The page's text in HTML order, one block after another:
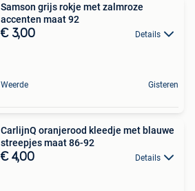
Samson grijs rokje met zalmroze
accenten maat 92
€ 3,00 Details
Weerde Gisteren
CarlijnQ oranjerood kleedje met blauwe
streepjes maat 86-92
€ 4,00 Details